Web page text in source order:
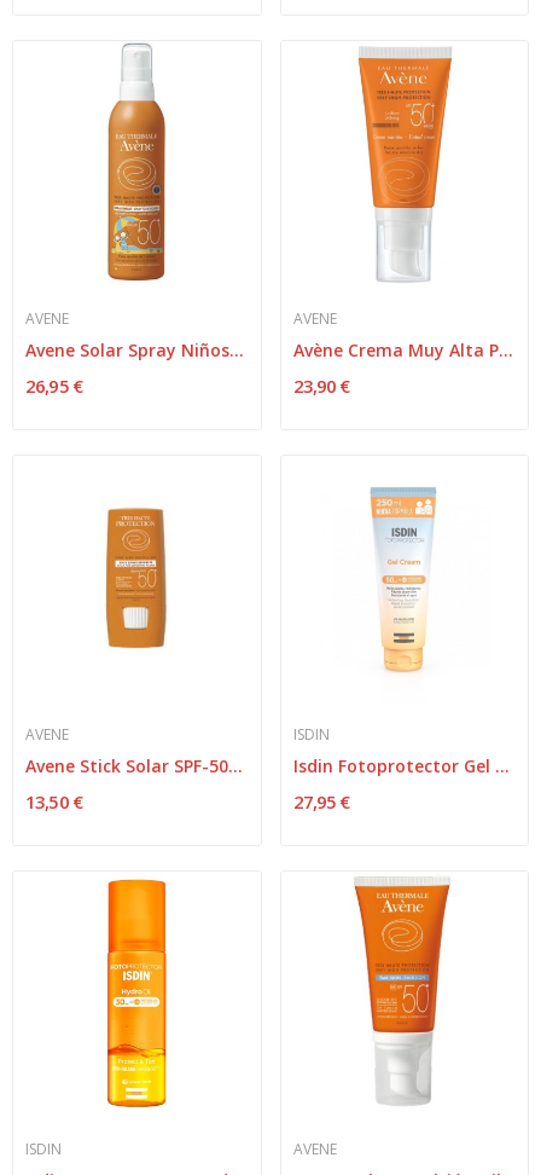
AVENE
Avene Solar Spray Niños SPF-50+ 200ml
26,95 €
AVENE
Avène Crema Muy Alta Protección Color SPF-50+...
23,90 €
AVENE
Avene Stick Solar SPF-50+ Zonas Sensibles 8gr
13,50 €
ISDIN
Isdin Fotoprotector Gel Cream SPF-50+ 250ml
27,95 €
ISDIN AVENE